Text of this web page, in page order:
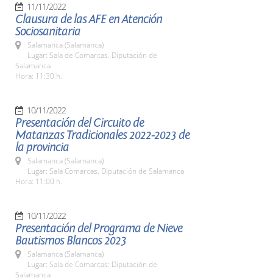
11/11/2022
Clausura de las AFE en Atención
Sociosanitaria
Salamanca (Salamanca)
Lugar: Sala de Comarcas. Diputación de
Salamanca
Hora: 11:30 h.
10/11/2022
Presentación del Circuito de
Matanzas Tradicionales 2022-2023 de
la provincia
Salamanca (Salamanca)
Lugar: Sala Comarcas. Diputación de Salamanca
Hora: 11:00 h.
10/11/2022
Presentación del Programa de Nieve
Bautismos Blancos 2023
Salamanca (Salamanca)
Lugar: Sala de Comarcas: Diputación de
Salamanca